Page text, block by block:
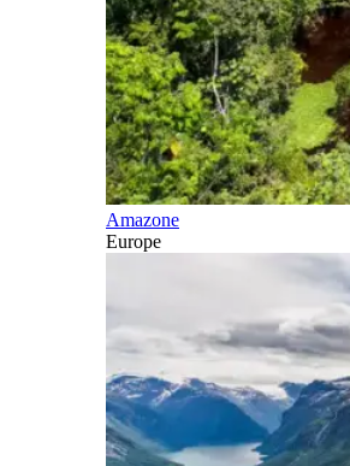
Amazone
Europe